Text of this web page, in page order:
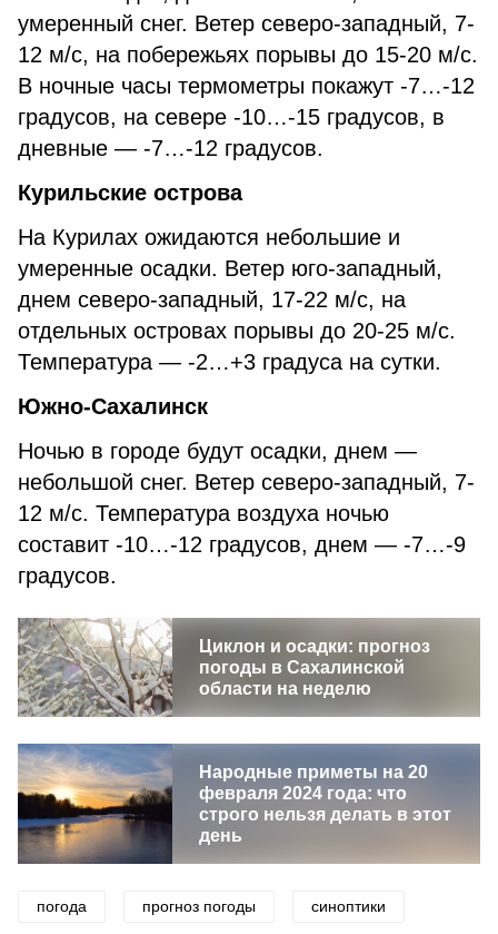
умеренный снег. Ветер северо-западный, 7-
12 м/с, на побережьях порывы до 15-20 м/с.
В ночные часы термометры покажут -7…-12
градусов, на севере -10…-15 градусов, в
дневные — -7…-12 градусов.
Курильские острова
На Курилах ожидаются небольшие и
умеренные осадки. Ветер юго-западный,
днем северо-западный, 17-22 м/с, на
отдельных островах порывы до 20-25 м/с.
Температура — -2…+3 градуса на сутки.
Южно-Сахалинск
Ночью в городе будут осадки, днем —
небольшой снег. Ветер северо-западный, 7-
12 м/с. Температура воздуха ночью
составит -10…-12 градусов, днем — -7…-9
градусов.
Циклон и осадки: прогноз
погоды в Сахалинской
области на неделю
Народные приметы на 20
февраля 2024 года: что
строго нельзя делать в этот
день
погода прогноз погоды синоптики